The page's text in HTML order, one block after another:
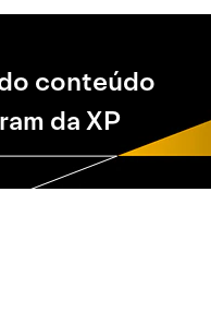
conteúdo
da XP